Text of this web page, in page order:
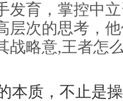
发育，掌控中
层次的思考，
战略意,王者怎
本质，不止是